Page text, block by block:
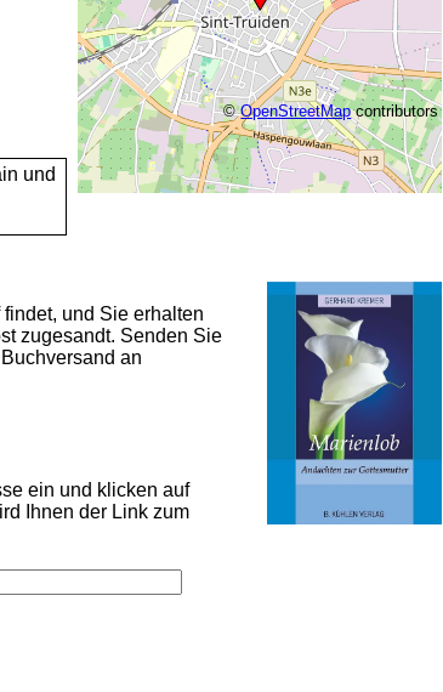
©OpenStreetMapcontributors
und
und Sie erhalten
zugesandt. Senden Sie
an
ein und klicken auf
Ihnen der Link zum